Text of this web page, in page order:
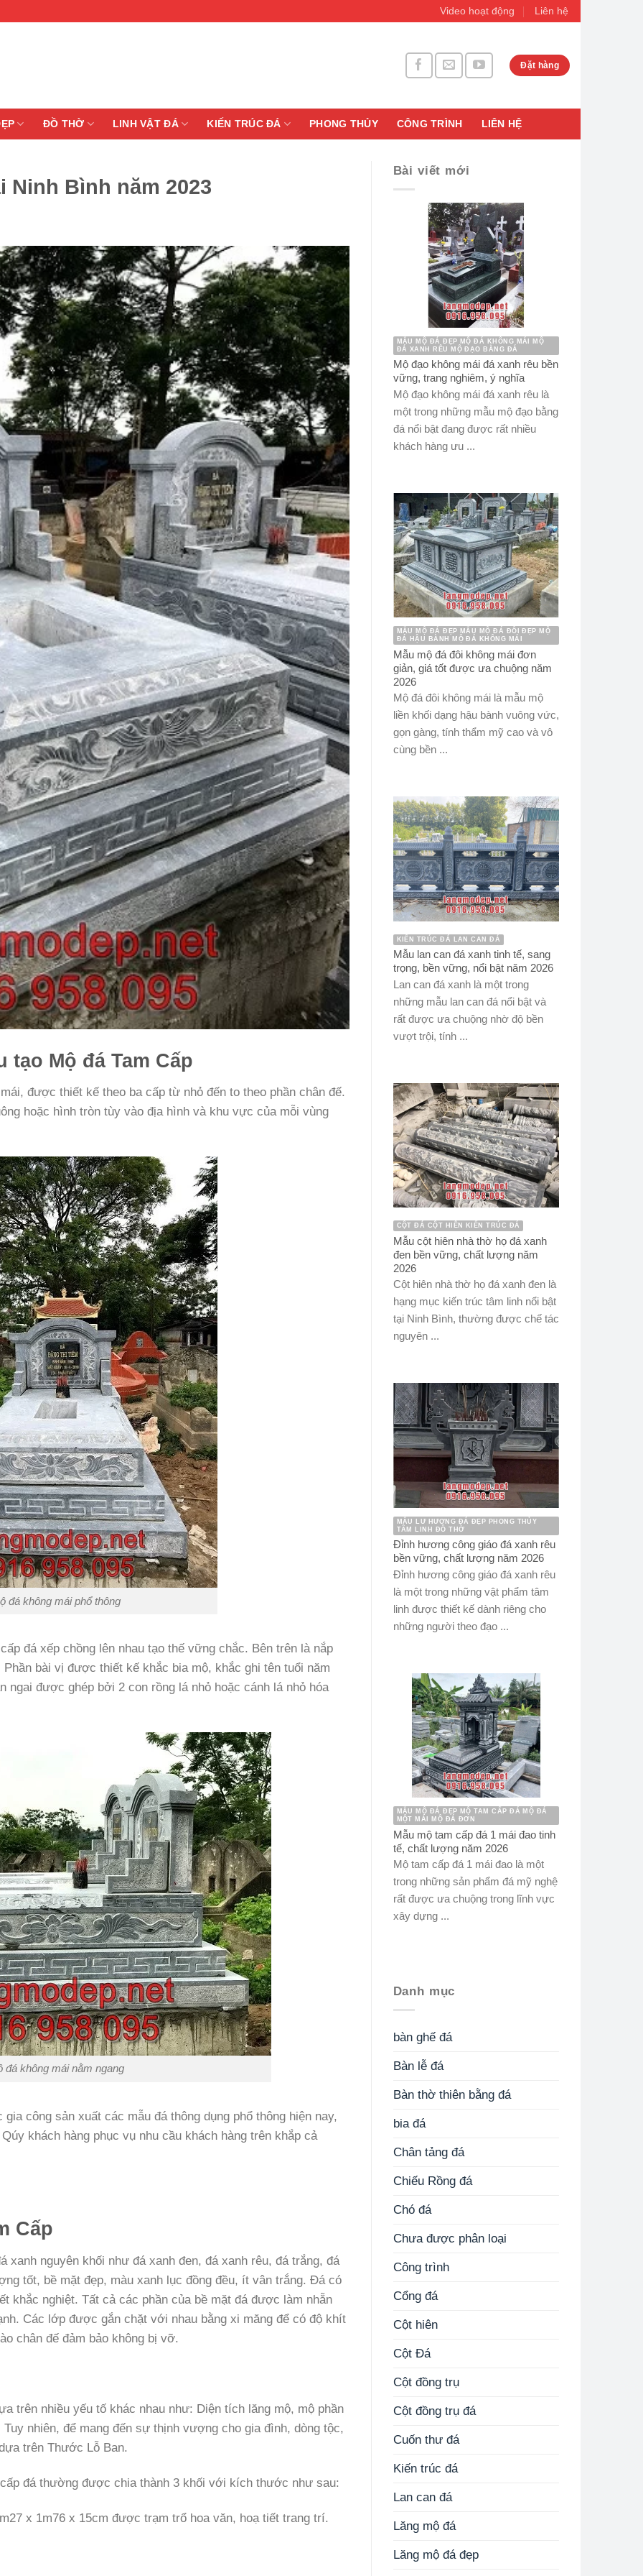
Video hoạt động Liên hệ
Đặt hàng
ĐỒ THỜ LINH VẬT ĐÁ KIẾN TRÚC ĐÁ PHONG THỦY CÔNG TRÌNH LIÊN HỆ
Ninh Bình năm 2023
tạo Mộ đá Tam Cấp
được thiết kế theo ba cấp từ nhỏ đến to theo phần chân đế.
hoặc hình tròn tùy vào địa hình và khu vực của mỗi vùng
đá không mái phổ thông
đá xếp chồng lên nhau tạo thế vững chắc. Bên trên là nắp
bài vị được thiết kế khắc bia mộ, khắc ghi tên tuổi năm
ngai được ghép bởi 2 con rồng lá nhỏ hoặc cánh lá nhỏ hóa
đá không mái nằm ngang
công sản xuất các mẫu đá thông dụng phổ thông hiện nay,
khách hàng phục vụ nhu cầu khách hàng trên khắp cả
Cấp
xanh nguyên khối như đá xanh đen, đá xanh rêu, đá trắng, đá
tốt, bề mặt đẹp, màu xanh lục đồng đều, ít vân trắng. Đá có
khắc nghiệt. Tất cả các phần của bề mặt đá được làm nhẵn
Các lớp được gắn chặt với nhau bằng xi măng để có độ khít
chân đế đảm bảo không bị vỡ.
trên nhiều yếu tố khác nhau như: Diện tích lăng mộ, mộ phần
nhiên, để mang đến sự thịnh vượng cho gia đình, dòng tộc,
trên Thước Lỗ Ban.
đá thường được chia thành 3 khối với kích thước như sau:
x 1m76 x 15cm được trạm trổ hoa văn, hoạ tiết trang trí.
Bài viết mới
MẪU MỘ ĐÁ ĐẸP MỘ ĐÁ KHÔNG MÁI MỘ
ĐÁ XANH RÊU MỘ ĐẠO BẰNG ĐÁ
Mộ đạo không mái đá xanh rêu bền
vững, trang nghiêm, ý nghĩa
Mộ đạo không mái đá xanh rêu là
một trong những mẫu mộ đạo bằng
đá nổi bật đang được rất nhiều
khách hàng ưu ...
MẪU MỘ ĐÁ ĐẸP MẪU MỘ ĐÁ ĐÔI ĐẸP MỘ
ĐÁ HẬU BÀNH MỘ ĐÁ KHÔNG MÁI
Mẫu mộ đá đôi không mái đơn
giản, giá tốt được ưa chuộng năm
2026
Mộ đá đôi không mái là mẫu mộ
liền khối dạng hậu bành vuông vức,
gọn gàng, tính thẩm mỹ cao và vô
cùng bền ...
KIẾN TRÚC ĐÁ LAN CAN ĐÁ
Mẫu lan can đá xanh tinh tế, sang
trọng, bền vững, nổi bật năm 2026
Lan can đá xanh là một trong
những mẫu lan can đá nổi bật và
rất được ưa chuộng nhờ độ bền
vượt trội, tính ...
CỘT ĐÁ CỘT HIÊN KIẾN TRÚC ĐÁ
Mẫu cột hiên nhà thờ họ đá xanh
đen bền vững, chất lượng năm
2026
Cột hiên nhà thờ họ đá xanh đen là
hạng mục kiến trúc tâm linh nổi bật
tại Ninh Bình, thường được chế tác
nguyên ...
MẪU LƯ HƯƠNG ĐÁ ĐẸP PHONG THỦY
TÂM LINH ĐỒ THỜ
Đỉnh hương công giáo đá xanh rêu
bền vững, chất lượng năm 2026
Đỉnh hương công giáo đá xanh rêu
là một trong những vật phẩm tâm
linh được thiết kế dành riêng cho
những người theo đạo ...
MẪU MỘ ĐÁ ĐẸP MỘ TAM CẤP ĐÁ MỘ ĐÁ
MỘT MÁI MỘ ĐÁ ĐƠN
Mẫu mộ tam cấp đá 1 mái đao tinh
tế, chất lượng năm 2026
Mộ tam cấp đá 1 mái đao là một
trong những sản phẩm đá mỹ nghệ
rất được ưa chuộng trong lĩnh vực
xây dựng ...
Danh mục
bàn ghế đá
Bàn lễ đá
Bàn thờ thiên bằng đá
bia đá
Chân tảng đá
Chiếu Rồng đá
Chó đá
Chưa được phân loại
Công trình
Cổng đá
Cột hiên
Cột Đá
Cột đồng trụ
Cột đồng trụ đá
Cuốn thư đá
Kiến trúc đá
Lan can đá
Lăng mộ đá
Lăng mộ đá đẹp